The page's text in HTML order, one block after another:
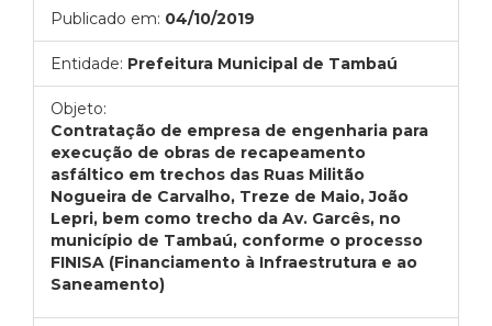
Publicado em: 04/10/2019
Entidade: Prefeitura Municipal de Tambaú
Objeto:
Contratação de empresa de engenharia para
execução de obras de recapeamento
asfáltico em trechos das Ruas Militão
Nogueira de Carvalho, Treze de Maio, João
Lepri, bem como trecho da Av. Garcês, no
município de Tambaú, conforme o processo
FINISA (Financiamento à Infraestrutura e ao
Saneamento)